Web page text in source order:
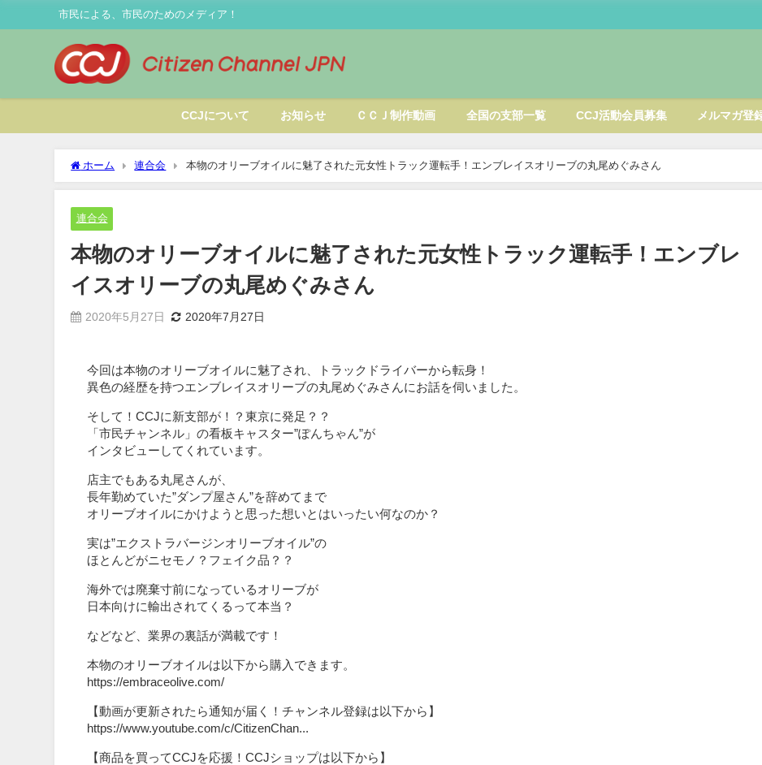
市民による、市民のためのメディア！
CCJについて お知らせ ＣＣＪ制作動画 全国の支部一覧 CCJ活動会員募集 メルマガ登
ホーム 連合会 本物のオリーブオイルに魅了された元女性トラック運転手！エンブレイスオリーブの丸尾めぐみさん
連合会
本物のオリーブオイルに魅了された元女性トラック運転手！エンブレ
イスオリーブの丸尾めぐみさん
2020年5月27日 2020年7月27日
今回は本物のオリーブオイルに魅了され、トラックドライバーから転身！
異色の経歴を持つエンブレイスオリーブの丸尾めぐみさんにお話を伺いました。
そして！CCJに新支部が！？東京に発足？？
「市民チャンネル」の看板キャスター”ぽんちゃん”が
インタビューしてくれています。
店主でもある丸尾さんが、
長年勤めていた”ダンプ屋さん”を辞めてまで
オリーブオイルにかけようと思った想いとはいったい何なのか？
実は”エクストラバージンオリーブオイル”の
ほとんどがニセモノ？フェイク品？？
海外では廃棄寸前になっているオリーブが
日本向けに輸出されてくるって本当？
などなど、業界の裏話が満載です！
本物のオリーブオイルは以下から購入できます。
https://embraceolive.com/
【動画が更新されたら通知が届く！チャンネル登録は以下から】
https://www.youtube.com/c/CitizenChan...
【商品を買ってCCJを応援！CCJショップは以下から】